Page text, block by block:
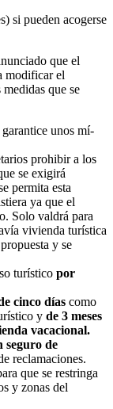
si pueden acogerse
que el
modificar el
que se
garantice unos mí­
prohibir a los
se exigirá
permita esta
ya que el
Solo valdrá para
vivienda turí­stica
y se
turí­stico por
cinco días como
y de 3 meses
vacacional.
seguro de
reclamaciones.
que se restringa
y zonas del